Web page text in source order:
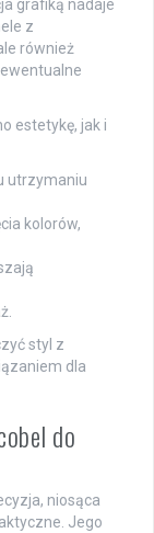
grafiką nadaje
z
również
estetykę, jak i
utrzymaniu
kolorów,
styl z
dla
do
niosąca
Jego